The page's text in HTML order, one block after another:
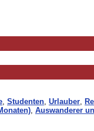
, Studenten, Urlauber,
, Auswanderer